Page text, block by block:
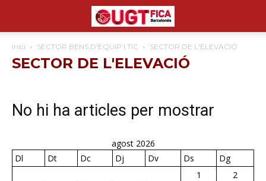
Inici SECTOR BÉNS D'EQUIP I TIC SECTOR DE L'ELEVACIÓ
SECTOR DE L'ELEVACIÓ
No hi ha articles per mostrar
agost 2026
Dl
Dt Dc Dj Dv Ds
Dg
1
2